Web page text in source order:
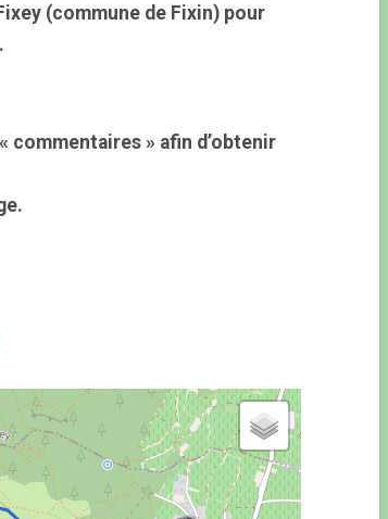
(commune de Fixin) pour
commentaires » afin d’obtenir